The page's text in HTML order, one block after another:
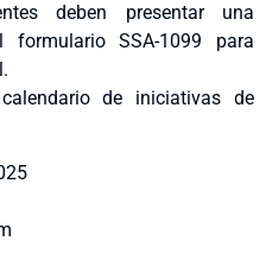
deben presentar una
SSA-1099 para
de iniciativas de